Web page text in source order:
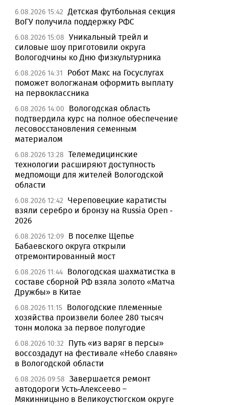
6.08.2026 15:42 Детская футбольная секция
ВоГУ получила поддержку РФС
6.08.2026 15:08 Уникальный трейл и
силовые шоу приготовили округа
Вологодчины ко Дню физкультурника
6.08.2026 14:31
Робот Макс на Госуслугах
поможет вологжанам оформить выплату
на первоклассника
6.08.2026 14:00
Вологодская область
подтвердила курс на полное обеспечение
лесовосстановления семенным
материалом
6.08.2026 13:28 Телемедицинские
технологии расширяют доступность
медпомощи для жителей Вологодской
области
6.08.2026 12:42 Череповецкие каратисты
взяли серебро и бронзу на Russia Open -
2026
6.08.2026 12:09 В поселке Щепье
Бабаевского округа открыли
отремонтированный мост
6.08.2026 11:44 Вологодская шахматистка в
составе сборной РФ взяла золото «Матча
Дружбы» в Китае
6.08.2026 11:15 Вологодские племенные
хозяйства произвели более 280 тысяч
тонн молока за первое полугодие
6.08.2026 10:32
Путь «из варяг в персы»
воссоздадут на фестивале «Небо славян»
в Вологодской области
6.08.2026 09:58 Завершается ремонт
автодороги Усть-Алексеево –
Мякинницыно в Великоустюгском округе